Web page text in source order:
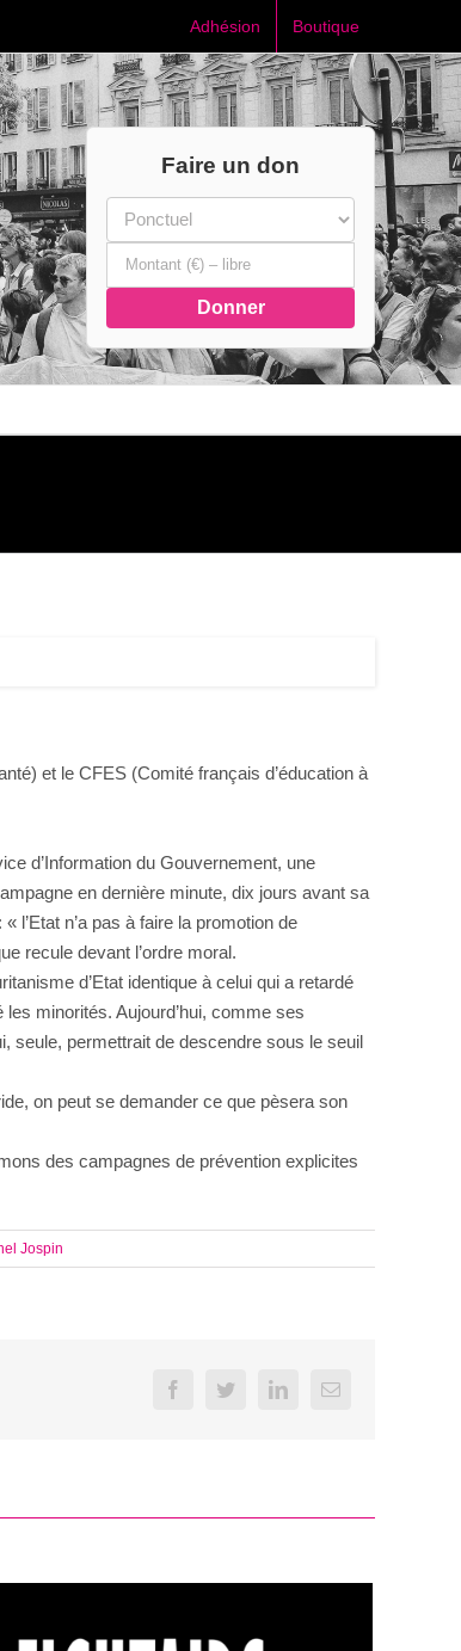
Adhésion Boutique
Faire un don
Donner
et le CFES (Comité français d’éducation à
d’Information du Gouvernement, une
en dernière minute, dix jours avant sa
l’Etat n’a pas à faire la promotion de
recule devant l’ordre moral.
d’Etat identique à celui qui a retardé
minorités. Aujourd’hui, comme ses
seule, permettrait de descendre sous le seuil
on peut se demander ce que pèsera son
des campagnes de prévention explicites
Jospin
FacebookTwitterLinkedInEmail